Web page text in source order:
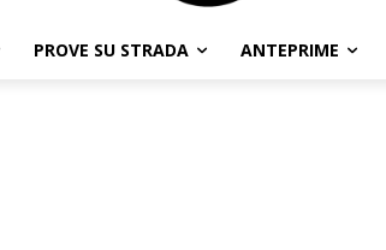
PROVE SU STRADA ANTEPRIME